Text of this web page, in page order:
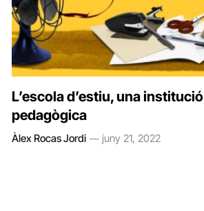
L’escola d’estiu, una institució
pedagògica
Àlex Rocas Jordi juny 21, 2022